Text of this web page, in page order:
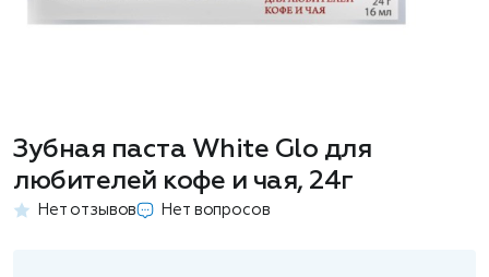
Зубная паста White Glo для
любителей кофе и чая, 24г
Нет отзывов Нет вопросов